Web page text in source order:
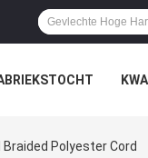
Polyester Cord